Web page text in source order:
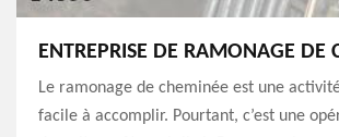
ENTREPRISE DE RAMONAGE DE
Le ramonage de cheminée est une
facile à accomplir. Pourtant, c’est une